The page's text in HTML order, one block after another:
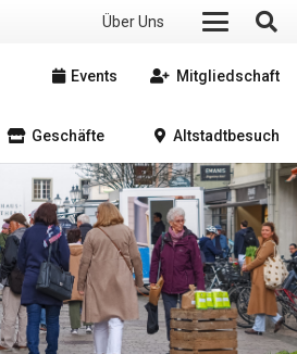
Über Uns
Events Mitgliedschaft
Geschäfte Altstadtbesuch